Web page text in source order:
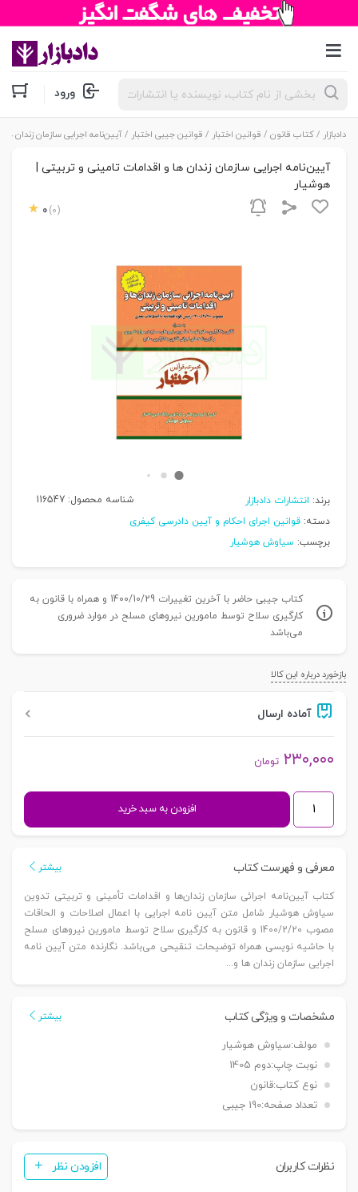
جستجوی
محصولات ورود
دادبازار /کتاب قانون / قوانین اختبار / قوانین جیبی اختبار / آیین‌نامه اجرایی سازمان زندان
آیین‌نامه اجرایی سازمان زندان ها و اقدامات تامینی و تربیتی |
هوشیار
0 (0)
برند: انتشارات دادبازار شناسه محصول: 116547
دسته: قوانین اجرای احکام و آیین دادرسی کیفری
برچسب: سیاوش هوشیار
کتاب جیبی حاضر با آخرین تغییرات 1400/10/29 و همراه با قانون به
کارگیری سلاح توسط مامورین نیروهای مسلح در موارد ضروری
می‌باشد
بازخورد درباره این کالا
آماده ارسال
۲۳۰,۰۰۰ تومان
آیین‌نامه
اجرایی
زندان
و
اقدامات
تامینی
و
هوشیار
عدد
افزودن به سبد خرید
معرفی و فهرست کتاب بیشتر
کتاب آیین‌نامه اجرائی سازمان زندان‌ها و اقدامات تأمینی و تربیتی تدوین
سیاوش هوشیار شامل متن آیین نامه اجرایی با اعمال اصلاحات و الحاقات
مصوب 1400/2/20 و قانون به کارگیری سلاح توسط مامورین نیروهای مسلح
با حاشیه نویسی همراه توضیحات تنقیحی می‌باشد. نگارنده متن آیین نامه
اجرایی سازمان زندان ها و...
مشخصات و ویژگی کتاب بیشتر
مولف:سیاوش هوشیار
نوبت چاپ:دوم 1405
نوع کتاب:قانون
تعداد صفحه:190 جیبی
نظرات کاربران افزودن نظر